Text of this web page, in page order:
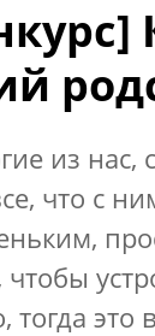
из нас,
что с
чтобы
тогда